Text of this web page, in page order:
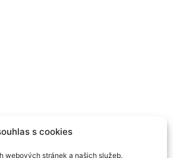
s cookies
webových stránek a našich služeb.